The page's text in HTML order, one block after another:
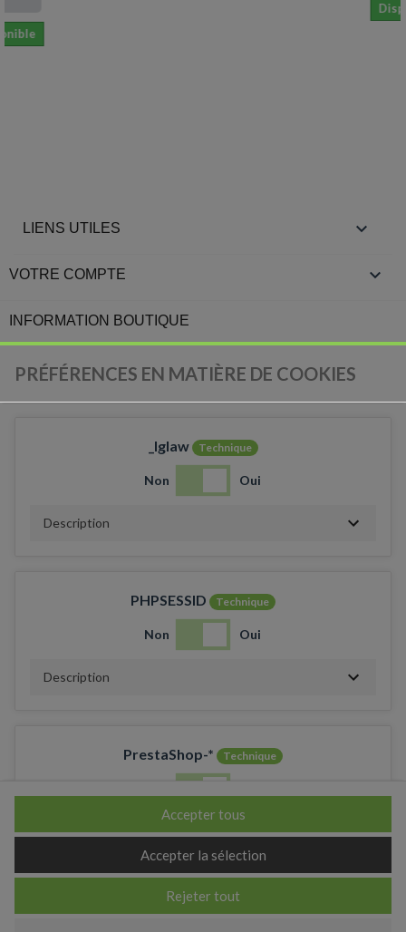
LIENS UTILES 
VOTRE COMPTE 
INFORMATION BOUTIQUE
PRÉFÉRENCES EN MATIÈRE DE COOKIES
_lglaw Technique
Non Oui
Description
PHPSESSID Technique
Non Oui
Description
PrestaShop-* Technique
Description
Rejeter tout
Accepter la sélection
Accepter tous